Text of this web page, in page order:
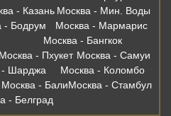
- Казань Москва - Мин. Воды
- Бодрум
Москва - Мармарис
Москва - Бангкок
Москва - Пхукет Москва - Самуи
- Шарджа
Москва - Коломбо
Москва - БалиМосква - Стамбул
- Белград